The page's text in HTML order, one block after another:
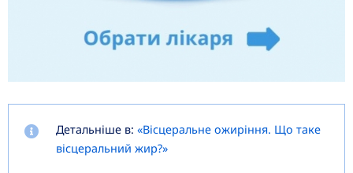
Детальніше в: «Вісцеральне ожиріння. Що таке
вісцеральний жир?»